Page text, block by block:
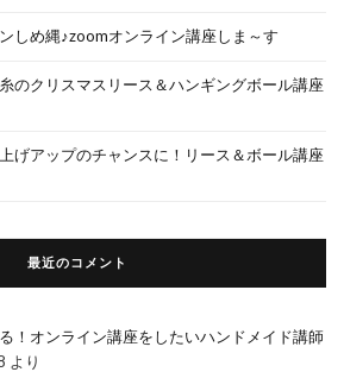
しめ縄♪zoomオンライン講座しま～す
のクリスマスリース＆ハンギングボール講座
げアップのチャンスに！リース＆ボール講座
最近のコメント
！オンライン講座をしたいハンドメイド講師
より